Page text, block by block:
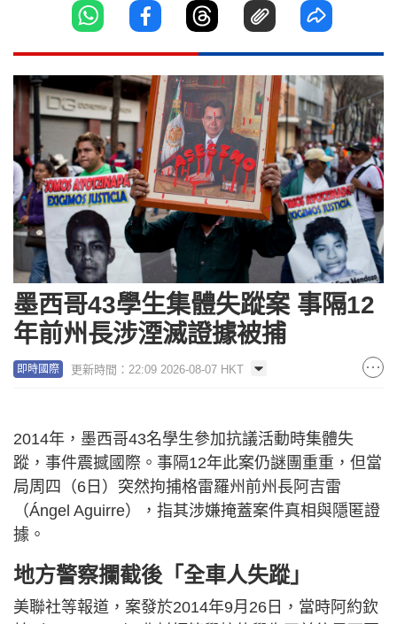
墨西哥43學生集體失蹤案 事隔12
年前州長涉湮滅證據被捕
即時國際 更新時間：22:09 2026-08-07 HKT
2014年，墨西哥43名學生參加抗議活動時集體失
蹤，事件震撼國際。事隔12年此案仍謎團重重，但當
局周四（6日）突然拘捕格雷羅州前州長阿吉雷
（Ángel Aguirre），指其涉嫌掩蓋案件真相與隱匿證
據。
地方警察攔截後「全車人失蹤」
美聯社等報道，案發於2014年9月26日，當時阿約欽